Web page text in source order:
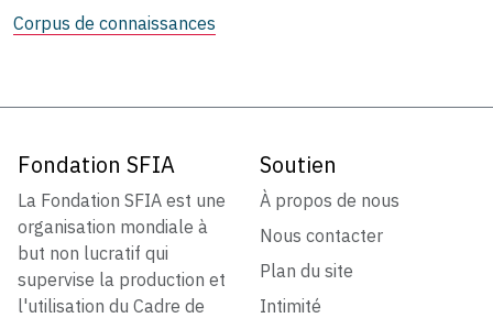
Corpus de connaissances
Fondation SFIA
La Fondation SFIA est une
organisation mondiale à
but non lucratif qui
supervise la production et
l'utilisation du Cadre de
Soutien
À propos de nous
Nous contacter
Plan du site
Intimité